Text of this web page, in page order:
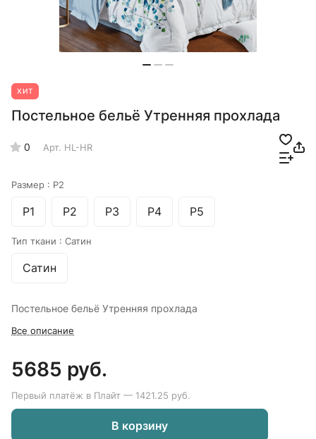
ХИТ
Постельное бельё Утренняя прохлада
0 Арт. HL-HR
Размер : Р2
Р1 Р2 Р3 Р4 Р5
Тип ткани : Сатин
Сатин
Постельное бельё Утренняя прохлада
Все описание
5685 руб.
Первый платёж в Плайт — 1421.25 руб.
В корзину